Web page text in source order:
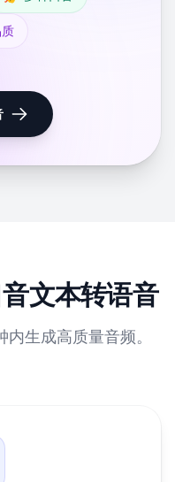
文本转语音
生成高质量音频。